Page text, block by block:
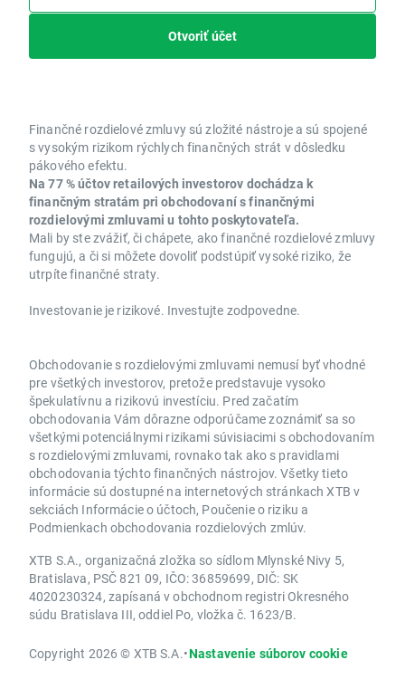
Otvoriť účet
Finančné rozdielové zmluvy sú zložité nástroje a sú spojené
s vysokým rizikom rýchlych finančných strát v dôsledku
pákového efektu.
Na 77 % účtov retailových investorov dochádza k
finančným stratám pri obchodovaní s finančnými
rozdielovými zmluvami u tohto poskytovateľa.
Mali by ste zvážiť, či chápete, ako finančné rozdielové zmluvy
fungujú, a či si môžete dovoliť podstúpiť vysoké riziko, že
utrpíte finančné straty.
Investovanie je rizikové. Investujte zodpovedne.
Obchodovanie s rozdielovými zmluvami nemusí byť vhodné
pre všetkých investorov, pretože predstavuje vysoko
špekulatívnu a rizikovú investíciu. Pred začatím
obchodovania Vám dôrazne odporúčame zoznámiť sa so
všetkými potenciálnymi rizikami súvisiacimi s obchodovaním
s rozdielovými zmluvami, rovnako tak ako s pravidlami
obchodovania týchto finančných nástrojov. Všetky tieto
informácie sú dostupné na internetových stránkach XTB v
sekciách Informácie o účtoch, Poučenie o riziku a
Podmienkach obchodovania rozdielových zmlúv.
XTB S.A., organizačná zložka so sídlom Mlynské Nivy 5,
Bratislava, PSČ 821 09, IČO: 36859699, DIČ: SK
4020230324, zapísaná v obchodnom registri Okresného
súdu Bratislava III, oddiel Po, vložka č. 1623/B.
Copyright 2026 © XTB S.A.•Nastavenie súborov cookie